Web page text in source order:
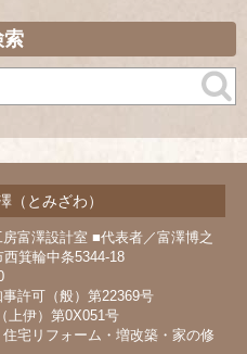
索
とみざわ）
富澤設計室 ■代表者／富澤博之
箕輪中条5344-18
許可（般）第22369号
伊）第0X051号
宅リフォーム・増改築・家の修